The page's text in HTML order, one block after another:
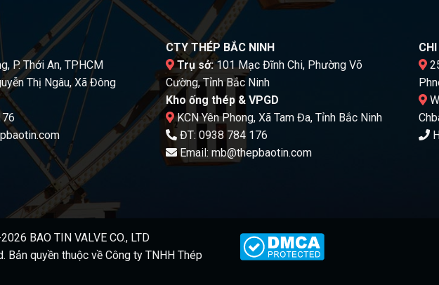
P. Thới An, TPHCM
Thị Ngâu, Xã Đông
CTY THÉP BẮC NINH
Trụ sở:101 Mạc Đĩnh Chi, Phường Võ
Cường, Tỉnh Bắc Ninh
Kho ống thép & VPGD
KCN Yên Phong, Xã Tam Đa, Tỉnh Bắc Ninh
ĐT: 0938 784 176
Email: mb@thepbaotin.com
BAO TIN VALVE CO., LTD
Bản quyền thuộc về Công ty TNHH Thép